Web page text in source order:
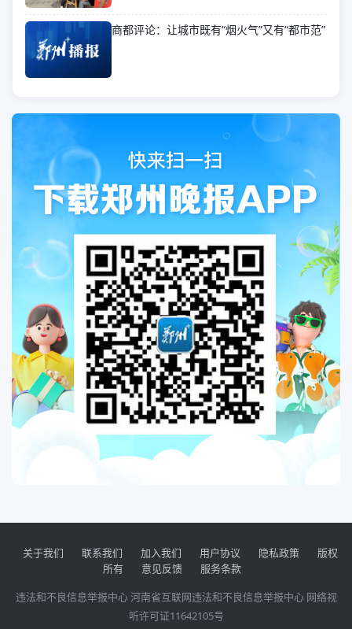
商都评论：让城市既有“烟火气”又有“都市范”
关于我们 联系我们 加入我们 用户协议 隐私政策
版权
所有
意见反馈
服务条款
违法和不良信息举报中心河南省互联网违法和不良信息举报中心 网络视
听许可证11642105号